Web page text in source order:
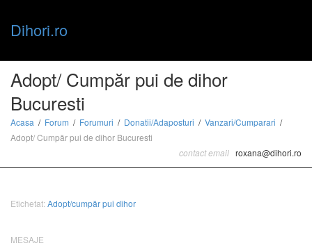
Dihori.ro
Adopt/ Cumpăr pui de dihor
Bucuresti
Acasa Forum Forumuri Donatii/Adaposturi
Vanzari/Cumparari
Adopt/ Cumpăr pui de dihor Bucuresti
contact email roxana@dihori.ro
Etichetat: Adopt/cumpăr pui dihor
MESAJE